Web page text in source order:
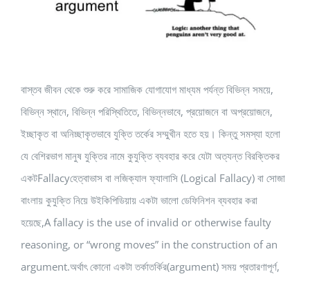
বাস্তব জীবন থেকে শুরু করে সামাজিক যোগাযোগ মাধ্যম পর্যন্ত বিভিন্ন সময়ে,
বিভিন্ন স্থানে, বিভিন্ন পরিস্থিতিতে, বিভিন্নভাবে, প্রয়োজনে বা অপ্রয়োজনে,
ইচ্ছাকৃত বা অনিচ্ছাকৃতভাবে যুক্তি তর্কের সম্মুখীন হতে হয়। কিন্তু সমস্যা হলো
যে বেশিরভাগ মানুষ যুক্তির নামে কুযুক্তি ব্যবহার করে যেটা অত্যন্ত বিরক্তিকর
একটFallacyহেত্বাভাস বা লজিক্যাল ফ্যালাসি (Logical Fallacy) বা সোজা
বাংলায় কুযুক্তি নিয়ে উইকিপিডিয়ায় একটা ভালো ডেফিনিশন ব্যবহার করা
হয়েছে,A fallacy is the use of invalid or otherwise faulty
reasoning, or “wrong moves” in the construction of an
argument.অর্থাৎ কোনো একটা তর্কাতর্কির(argument) সময় প্রতারণাপূর্ণ,